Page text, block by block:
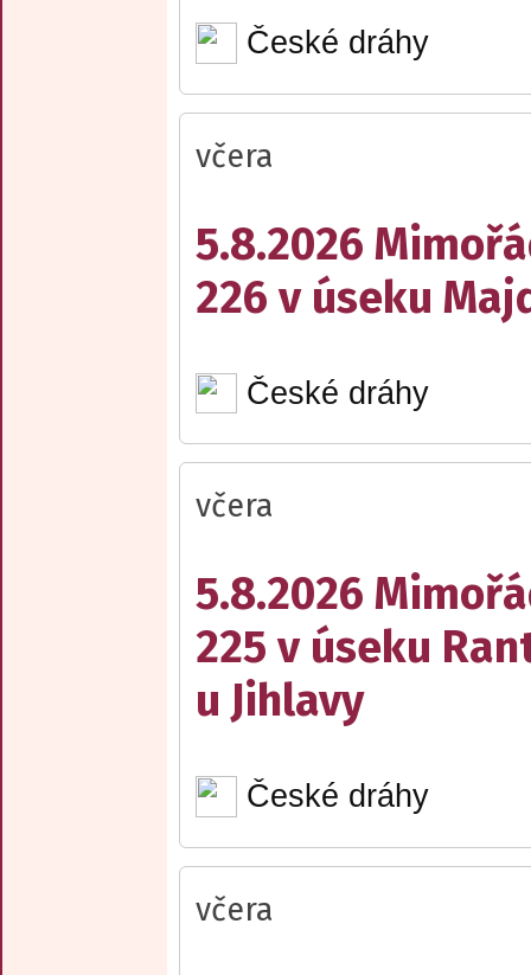
České dráhy
včera
5.8.2026
226 v úseku
České dráhy
včera
5.8.2026
225 v úseku
u Jihlavy
České dráhy
včera